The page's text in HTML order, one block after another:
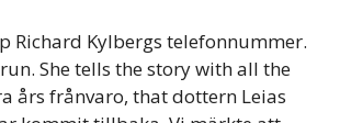
Richard Kylbergs telefonnummer.
She tells the story with all the
års frånvaro, that dottern Leias